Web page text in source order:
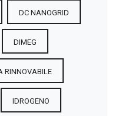
DC NANOGRID
DIMEG
RINNOVABILE
IDROGENO